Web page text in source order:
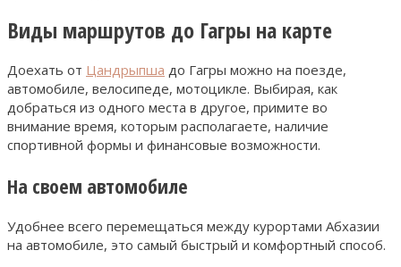
Виды маршрутов до Гагры на карте
Доехать от Цандрыпша до Гагры можно на поезде,
автомобиле, велосипеде, мотоцикле. Выбирая, как
добраться из одного места в другое, примите во
внимание время, которым располагаете, наличие
спортивной формы и финансовые возможности.
На своем автомобиле
Удобнее всего перемещаться между курортами Абхазии
на автомобиле, это самый быстрый и комфортный способ.